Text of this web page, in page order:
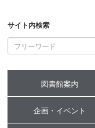
サイト内検索
図書館案内
企画・イベント